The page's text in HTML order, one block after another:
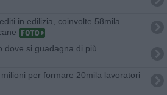
in edilizia, coinvolte 58mila
dove si guadagna di più
per formare 20mila lavoratori